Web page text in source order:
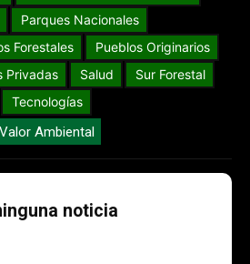
Parques Nacionales
Forestales
Pueblos Originarios
Privadas
Salud
Sur Forestal
Tecnologías
Valor Ambiental
noticia